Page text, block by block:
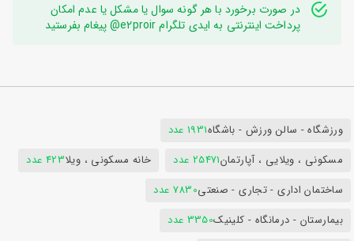
در صورت برخورد با هر گونه سوال یا مشکل یا عدم امکان
پرداخت اینترنتی به ایدی تلگرام e2proir@ پیغام بفرستید
ورزشگاه - سالن ورزش - باشگاه1931 عدد
مسکونی ، ویلایی ، آپارتمان25471 عدد خانه مسکونی ، ویلا423 عدد
ساختمان اداری - تجاری - صنعتی7830 عدد
بیمارستان - درمانگاه - کلینیک3350 عدد